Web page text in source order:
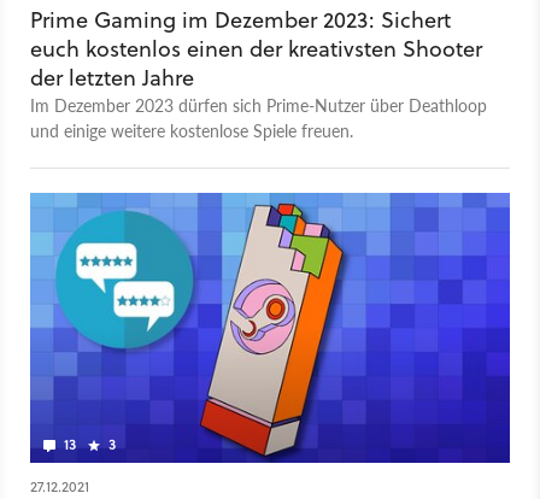
Prime Gaming im Dezember 2023: Sichert
euch kostenlos einen der kreativsten Shooter
der letzten Jahre
Im Dezember 2023 dürfen sich Prime-Nutzer über Deathloop
und einige weitere kostenlose Spiele freuen.
13 3
27.12.2021